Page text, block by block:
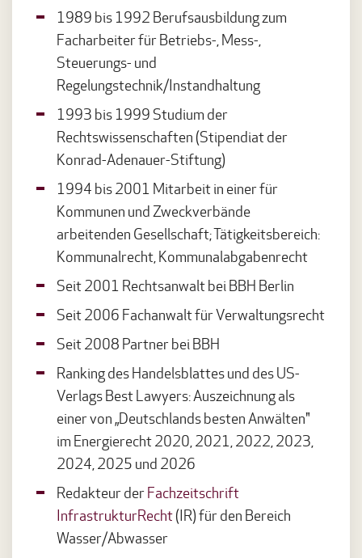
1989 bis 1992 Berufsausbildung zum
Facharbeiter für Betriebs-, Mess-,
Steuerungs- und
Regelungstechnik/Instandhaltung
1993 bis 1999 Studium der
Rechtswissenschaften (Stipendiat der
Konrad-Adenauer-Stiftung)
1994 bis 2001 Mitarbeit in einer für
Kommunen und Zweckverbände
arbeitenden Gesellschaft; Tätigkeitsbereich:
Kommunalrecht, Kommunalabgabenrecht
Seit 2001 Rechtsanwalt bei BBH Berlin
Seit 2006 Fachanwalt für Verwaltungsrecht
Seit 2008 Partner bei BBH
Ranking des Handelsblattes und des US-
Verlags Best Lawyers: Auszeichnung als
einer von „Deutschlands besten Anwälten"
im Energierecht 2020, 2021, 2022, 2023,
2024, 2025 und 2026
Redakteur derFachzeitschrift
InfrastrukturRecht(IR) für den Bereich
Wasser/Abwasser